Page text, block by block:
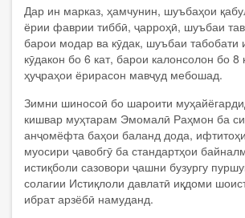
Дар ин марказ, ҳамчунин, шуъбаҳои
ёрии фаврии тиббӣ, ҷарроҳӣ, шуъбаи
барои модар ва кӯдак, шуъбаи табобати
кӯдакон бо 6 кат, барои калонсолон бо 8
ҳуҷраҳои ёрирасон мавҷуд мебошад.
Зимни шиносоӣ бо шароити
кишвар муҳтарам Эмомалӣ Раҳмон ба
анҷомёфта баҳои баланд дода,
муосири ҷавобгӯ ба стандартҳои
истиқболи сазовори ҷашни бузургу
солагии Истиқлоли давлатӣ иқдоми
ибрат арзёбӣ намуданд.